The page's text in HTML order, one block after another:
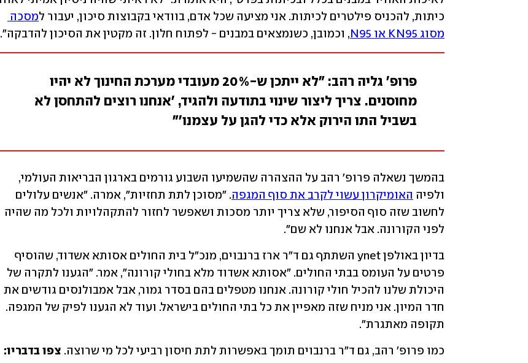
כיתות, להכניס פילטרים לכיתות. אני מציעה שכל אדם, בוודאי בקבוצות סיכון, יעבור ל
מסוג KN95 או N95
, וכמובן, כשנמצאים במבנים - לפתוח חלון. זה מקטין את הסיכון להדבקה".
פרופ' גליה רהב: "לא ייתכן ש-20% מעובדי מערכת החינוך לא יהיו
מחוסנים. צריך ליצור שינוי בתודעה ולהגיד, 'אנחנו רוצים להתחסן לא
בשביל התו הירוק אלא כדי להגן על עצמנו'"
ולפיה האומיקרון עשוי לקרב את סוף המגפה
לפני הקורונה. אבל אנחנו לא שם".
תקופה מאתגרת".
כמו פרופ' רהב, גם ד"ר ברנבוים תומך באפשרות לתת חיסון רביעי לכל מי שרוצה. צפו בדבריו: